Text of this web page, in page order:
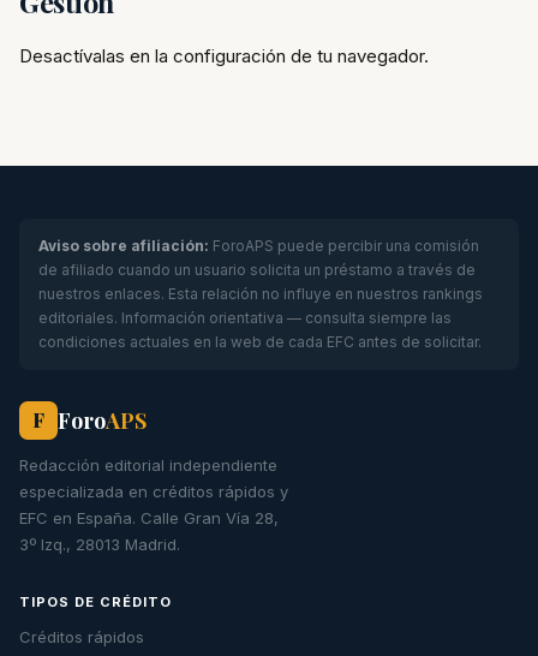
Desactívalas en la configuración de tu navegador.
Aviso sobre afiliación: ForoAPS puede percibir una comisión
de afiliado cuando un usuario solicita un préstamo a través de
nuestros enlaces. Esta relación no influye en nuestros rankings
editoriales. Información orientativa — consulta siempre las
condiciones actuales en la web de cada EFC antes de solicitar.
F ForoAPS
Redacción editorial independiente
especializada en créditos rápidos y
EFC en España. Calle Gran Vía 28,
3º Izq., 28013 Madrid.
TIPOS DE CRÉDITO
Créditos rápidos